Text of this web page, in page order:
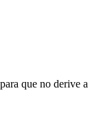
que no derive a